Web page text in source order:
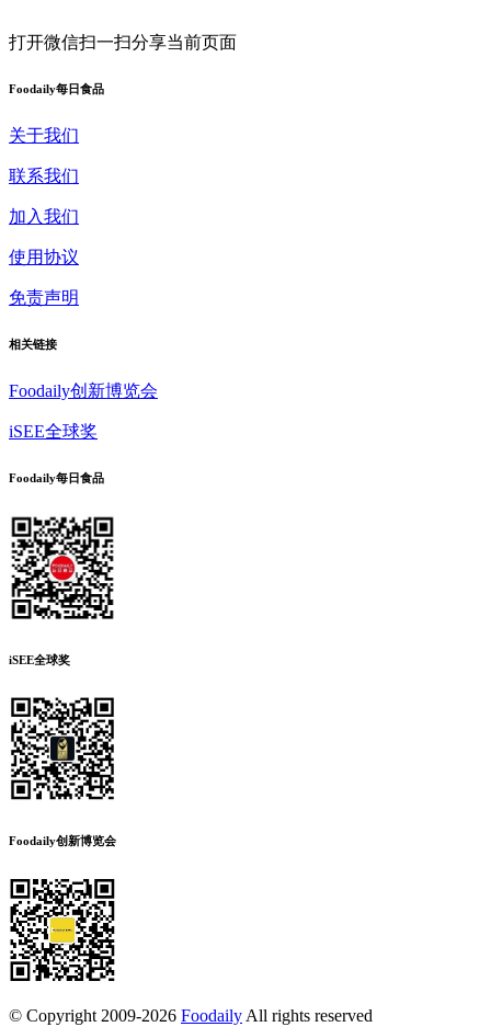
打开微信扫一扫分享当前页面
Foodaily每日食品
关于我们
联系我们
加入我们
使用协议
免责声明
相关链接
Foodaily创新博览会
iSEE全球奖
Foodaily每日食品
iSEE全球奖
Foodaily创新博览会
© Copyright 2009-2026 FoodailyAll rights reserved